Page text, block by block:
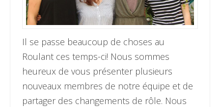
Il se passe beaucoup de choses au
Roulant ces temps-ci! Nous sommes
heureux de vous présenter plusieurs
nouveaux membres de notre équipe et de
partager des changements de rôle. Nous